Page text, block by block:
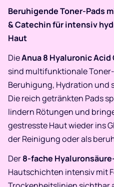
Beruhigende Toner-Pads
& Catechin für intensiv
Haut
DieAnua 8 Hyaluronic
sind multifunktionale
Beruhigung, Hydration und
Die reich getränkten Pads
lindern Rötungen und
gestresste Haut wieder ins
der Reinigung oder als
Der8-fache
Hautschichten intensiv mit